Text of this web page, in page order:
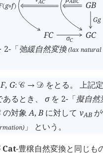
GB
FC GC
Gg
σC
(g∘f)
2-「弛緩自然変換(lax
F, G: 󰒚 → 󰒛 をとる。 上記
あるとき、σを 2-「擬自然
の対象A, B に対して νAB
」 という。
Cat-豊穣自然変換と同じも